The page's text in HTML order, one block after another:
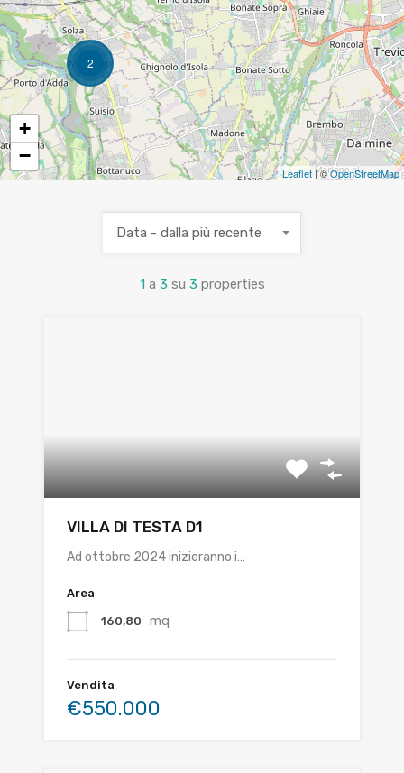
2
+
−
Leaflet| ©OpenStreetMap
1 a 3 su 3 properties
Data - dalla più recente
VILLA DI TESTA D1
Ad ottobre 2024 inizieranno i…
Area
160,80 mq
Vendita
€550.000